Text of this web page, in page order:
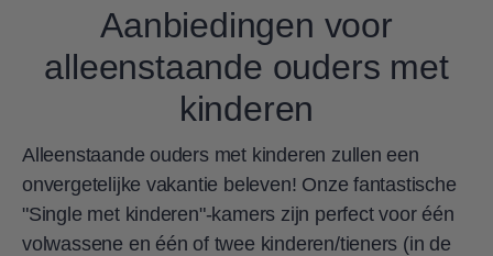
Aanbiedingen voor
alleenstaande ouders met
kinderen
Alleenstaande ouders met kinderen zullen een
onvergetelijke vakantie beleven! Onze fantastische
"Single met kinderen"-kamers zijn perfect voor één
volwassene en één of twee kinderen/tieners (in de